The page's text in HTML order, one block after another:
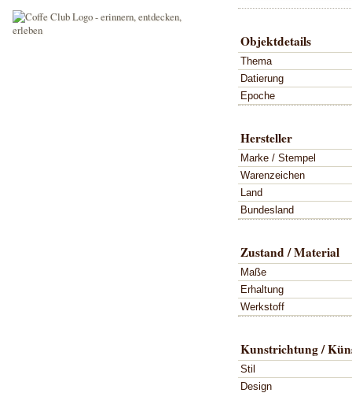
Objektdetails
Thema
Datierung
Epoche
Hersteller
Marke / Stempel
Warenzeichen
Land
Bundesland
Zustand / Material
Maße
Erhaltung
Werkstoff
Kunstrichtung /
Stil
Design